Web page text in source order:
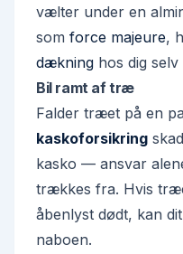
vælter under en
som force majeure,
dækning hos dig
Bil ramt af træ
Falder træet på en
kaskoforsikring
kasko — ansvar
trækkes fra. Hvis
åbenlyst dødt, kan
naboen.